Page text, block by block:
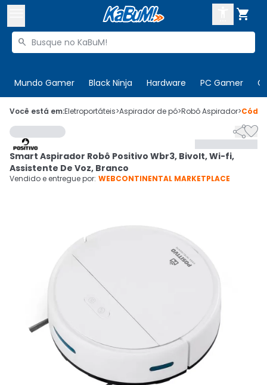

Buscar produtos

Mundo Gamer Black Ninja Hardware PC Gamer
 Olá. Acesse sua conta
 Departamentos
Cupons
CADASTRE-SE
Você está em:Eletroportáteis>Aspirador de pó>Robô Aspirador>

Smart Aspirador Robô Positivo Wbr3, Bivolt, Wi-fi,
Assistente De Voz, Branco
Vendido e entregue por: WEBCONTINENTAL MARKETPLACE